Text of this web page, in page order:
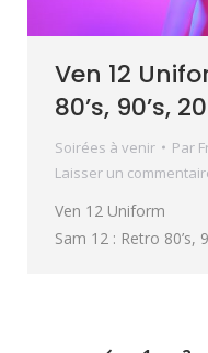
Ven 12
80’s, 90’s,
Soirées à venir Par
Laisser un
Ven 12 Uniform
Sam 12 : Retro 80’s,